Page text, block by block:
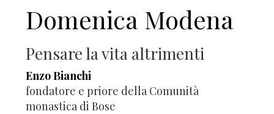
Domenica Modena
Pensare la vita altrimenti
Enzo Bianchi
fondatore e priore della Comunità
monastica di Bose